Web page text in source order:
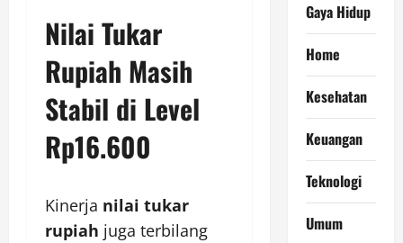
Nilai Tukar
Rupiah Masih
Stabil di Level
Rp16.600
Kinerja nilai tukar
rupiah juga terbilang
Gaya Hidup
Home
Kesehatan
Keuangan
Teknologi
Umum